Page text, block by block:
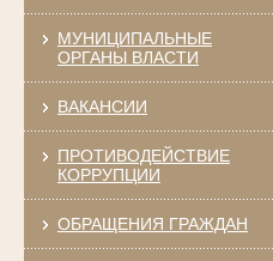
МУНИЦИПАЛЬНЫЕ
ОРГАНЫ ВЛАСТИ
ВАКАНСИИ
ПРОТИВОДЕЙСТВИЕ
КОРРУПЦИИ
ОБРАЩЕНИЯ ГРАЖДАН